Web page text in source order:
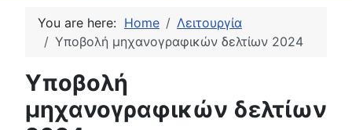
You are here: Home
Λειτουργία
Υποβολή μηχανογραφικών δελτίων 2024
Υποβολή
μηχανογραφικών δελτίων